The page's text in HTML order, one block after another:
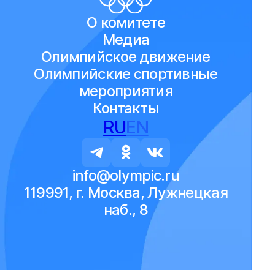
О комитете
Медиа
Олимпийское движение
Олимпийские спортивные
мероприятия
Контакты
RUEN
info@olympic.ru
119991, г. Москва, Лужнецкая
наб., 8